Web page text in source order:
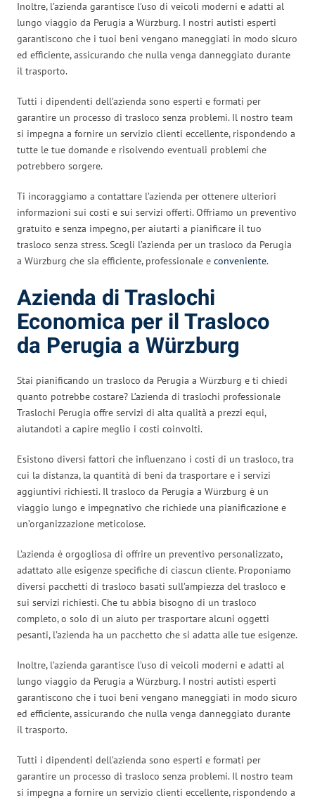
Inoltre, l’azienda garantisce l’uso di veicoli moderni e adatti al
lungo viaggio da Perugia a Würzburg. I nostri autisti esperti
garantiscono che i tuoi beni vengano maneggiati in modo sicuro
ed efficiente, assicurando che nulla venga danneggiato durante
il trasporto.
Tutti i dipendenti dell’azienda sono esperti e formati per
garantire un processo di trasloco senza problemi. Il nostro team
si impegna a fornire un servizio clienti eccellente, rispondendo a
tutte le tue domande e risolvendo eventuali problemi che
potrebbero sorgere.
Ti incoraggiamo a contattare l’azienda per ottenere ulteriori
informazioni sui costi e sui servizi offerti. Offriamo un preventivo
gratuito e senza impegno, per aiutarti a pianificare il tuo
trasloco senza stress. Scegli l’azienda per un trasloco da Perugia
a Würzburg che sia efficiente, professionale e conveniente.
Azienda di Traslochi
Economica per il Trasloco
da Perugia a Würzburg
Stai pianificando un trasloco da Perugia a Würzburg e ti chiedi
quanto potrebbe costare? L’azienda di traslochi professionale
Traslochi Perugia offre servizi di alta qualità a prezzi equi,
aiutandoti a capire meglio i costi coinvolti.
Esistono diversi fattori che influenzano i costi di un trasloco, tra
cui la distanza, la quantità di beni da trasportare e i servizi
aggiuntivi richiesti. Il trasloco da Perugia a Würzburg è un
viaggio lungo e impegnativo che richiede una pianificazione e
un’organizzazione meticolose.
L’azienda è orgogliosa di offrire un preventivo personalizzato,
adattato alle esigenze specifiche di ciascun cliente. Proponiamo
diversi pacchetti di trasloco basati sull’ampiezza del trasloco e
sui servizi richiesti. Che tu abbia bisogno di un trasloco
completo, o solo di un aiuto per trasportare alcuni oggetti
pesanti, l’azienda ha un pacchetto che si adatta alle tue esigenze.
Inoltre, l’azienda garantisce l’uso di veicoli moderni e adatti al
lungo viaggio da Perugia a Würzburg. I nostri autisti esperti
garantiscono che i tuoi beni vengano maneggiati in modo sicuro
ed efficiente, assicurando che nulla venga danneggiato durante
il trasporto.
Tutti i dipendenti dell’azienda sono esperti e formati per
garantire un processo di trasloco senza problemi. Il nostro team
si impegna a fornire un servizio clienti eccellente, rispondendo a